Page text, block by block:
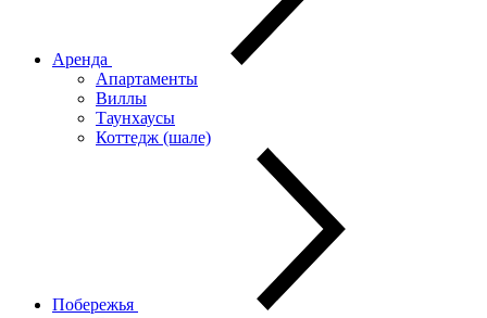
Аренда
Апартаменты
Виллы
Таунхаусы
Коттедж (шале)
Побережья